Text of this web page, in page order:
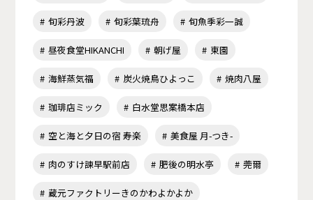
旬彩丹波 旬彩葉琉舟 旬魚季彩一誠
昼夜食堂HIKANCHI 朝げ屋 東園
海鮮蒸気福 炭火焼鳥ひよっこ 焼肉八屋
珈琲店ミック 白水堂思案橋本店
空と海と夕日の宿 寿楽 美食屋 月-つき-
肉のすけ諫早駅前店 肥後の明水亭 莞爾
蔵元ファクトリーきのかわよかよか